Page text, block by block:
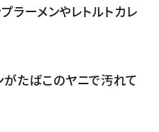
ラーメンやレトルトカレ
たばこのヤニで汚れて